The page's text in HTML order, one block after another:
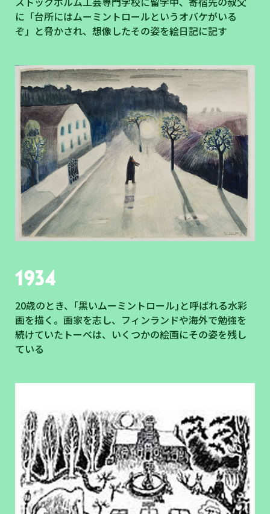
に「台所にはムーミントロールというオバケがいる
ぞ」と脅かされ、想像したその姿を絵日記に記す
1934
20歳のとき、｢黒いムーミントロール｣と呼ばれる水彩
画を描く。画家を志し、フィンランドや海外で勉強を
続けていたトーベは、いくつかの絵画にその姿を残し
ている